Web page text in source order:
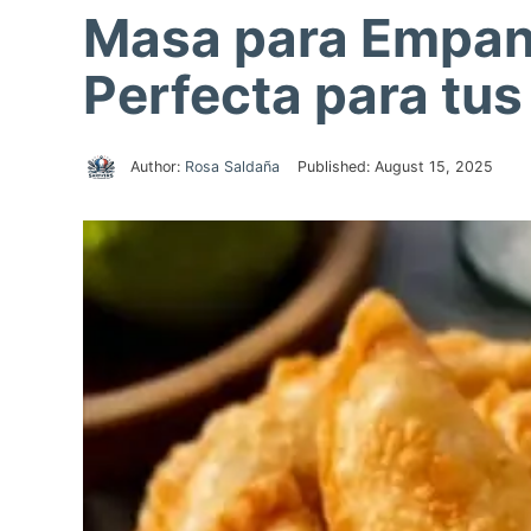
Masa para
Perfecta para
Author: Rosa Saldaña Published: August 15, 2025